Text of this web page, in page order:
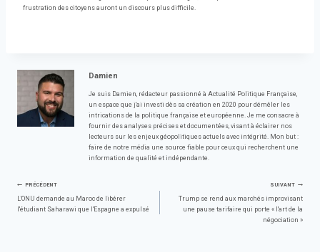
frustration des citoyens auront un discours plus difficile.
Damien
Je suis Damien, rédacteur passionné à Actualité Politique Française,
un espace que j'ai investi dès sa création en 2020 pour démêler les
intrications de la politique française et européenne. Je me consacre à
fournir des analyses précises et documentées, visant à éclairer nos
lecteurs sur les enjeux géopolitiques actuels avec intégrité. Mon but :
faire de notre média une source fiable pour ceux qui recherchent une
information de qualité et indépendante.
Navigation
PRÉCÉDENT
L'ONU demande au Maroc de libérer
l'étudiant Saharawi que l'Espagne a expulsé
SUIVANT
Trump se rend aux marchés improvisant
une pause tarifaire qui porte « l'art de la
négociation »